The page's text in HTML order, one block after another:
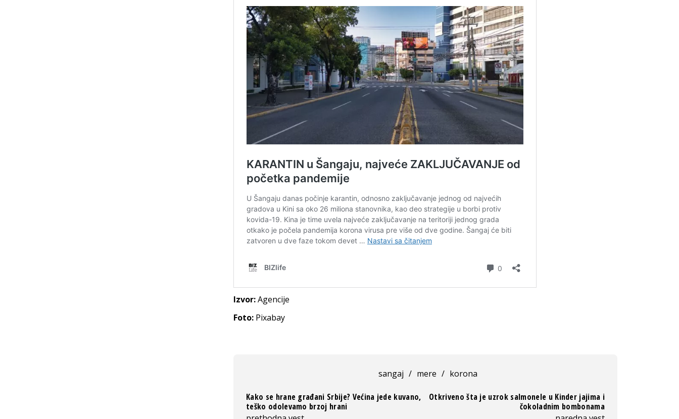
Izvor:Agencije
Foto: Pixabay
sangaj / mere / korona
Kako se hrane građani Srbije? Većina jede kuvano,
teško odolevamo brzoj hrani
Otkriveno šta je uzrok salmonele u Kinder jajima i
čokoladnim bombonama